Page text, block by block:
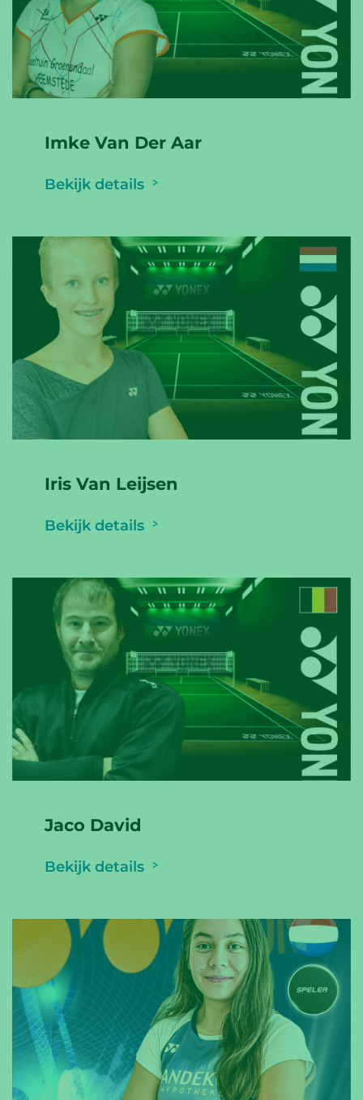
Imke Van Der Aar
Bekijk details
Iris Van Leijsen
Bekijk details
Jaco David
Bekijk details